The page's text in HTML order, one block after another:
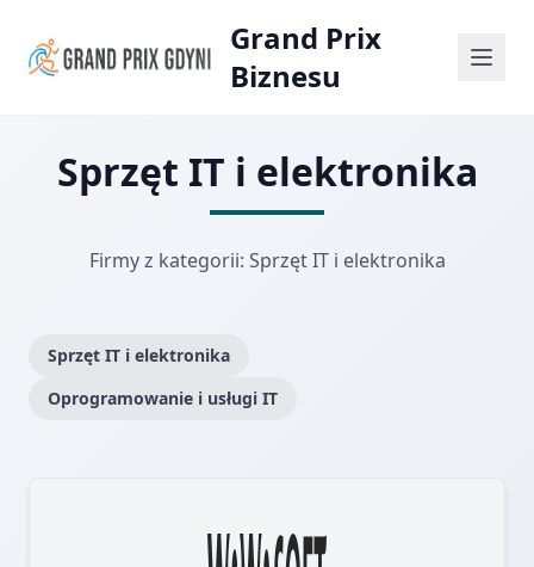
Grand Prix
Biznesu
Sprzęt IT i elektronika
Firmy z kategorii: Sprzęt IT i elektronika
Sprzęt IT i elektronika
Oprogramowanie i usługi IT